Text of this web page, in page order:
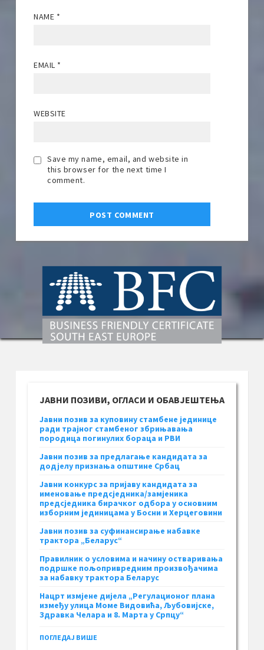
NAME *
EMAIL *
WEBSITE
Save my name, email, and website in
this browser for the next time I
comment.
ЈАВНИ ПОЗИВИ, ОГЛАСИ И ОБАВЈЕШТЕЊА
Јавни позив за куповину стамбене јединице
ради трајног стамбеног збрињавања
породица погинулих бораца и РВИ
Јавни позив за предлагање кандидата за
додјелу признања општине Србац
Јавни конкурс за пријаву кандидата за
именовање предсједника/замјеника
предсједника бирачког одбора у основним
изборним јединицама у Босни и Херцеговини
Јавни позив за суфинансирање набавке
трактора „Беларус“
Правилник о условима и начину остваривања
подршке пољопривредним произвођачима
за набавку трактора Беларус
Нацрт измјене дијела „Регулационог плана
између улица Моме Видовића, Љубовијске,
Здравка Челара и 8. Марта у Српцу“
ПОГЛЕДАЈ ВИШЕ